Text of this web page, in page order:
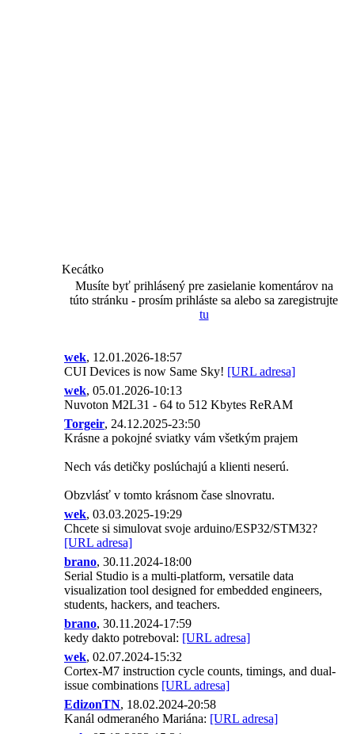
Kecátko
Musíte byť prihlásený pre zasielanie komentárov na
túto stránku - prosím prihláste sa alebo sa zaregistrujte
tu
wek, 12.01.2026-18:57
CUI Devices is now Same Sky! [URL adresa]
wek, 05.01.2026-10:13
Nuvoton M2L31 - 64 to 512 Kbytes ReRAM
Torgeir, 24.12.2025-23:50
Krásne a pokojné sviatky vám všetkým prajem
Nech vás detičky poslúchajú a klienti neserú.
Obzvlásť v tomto krásnom čase slnovratu.
wek, 03.03.2025-19:29
Chcete si simulovat svoje arduino/ESP32/STM32?
[URL adresa]
brano, 30.11.2024-18:00
Serial Studio is a multi-platform, versatile data
visualization tool designed for embedded engineers,
students, hackers, and teachers.
brano, 30.11.2024-17:59
kedy dakto potreboval: [URL adresa]
wek, 02.07.2024-15:32
Cortex-M7 instruction cycle counts, timings, and dual-
issue combinations [URL adresa]
EdizonTN, 18.02.2024-20:58
Kanál odmeraného Mariána: [URL adresa]